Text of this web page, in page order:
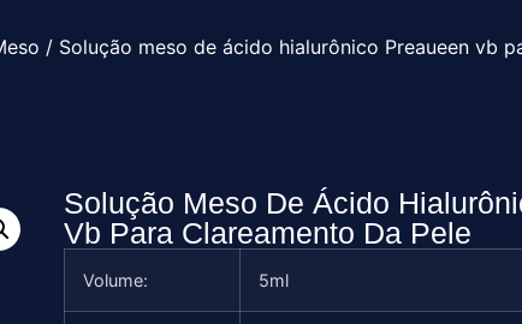
/ Solução meso de ácido hialurônico Preaueen vb
Solução Meso De Ácido
Vb Para Clareamento Da Pele
Volume: 5ml